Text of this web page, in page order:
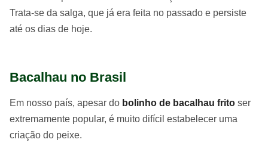
Trata-se da salga, que já era feita no passado e persiste
até os dias de hoje.
Bacalhau no Brasil
Em nosso país, apesar do bolinho de bacalhau frito ser
extremamente popular, é muito difícil estabelecer uma
criação do peixe.